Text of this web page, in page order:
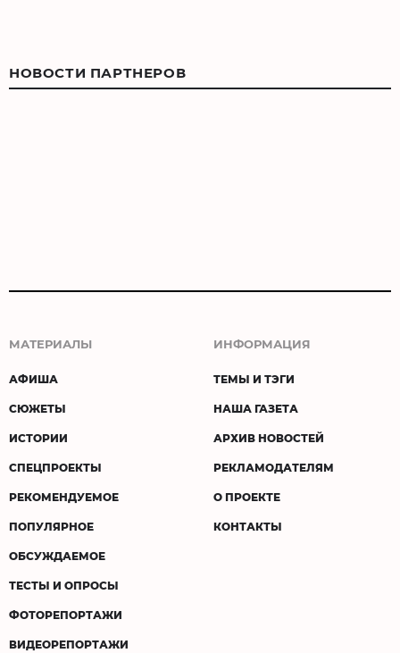
НОВОСТИ ПАРТНЕРОВ
МАТЕРИАЛЫ
АФИША
СЮЖЕТЫ
ИСТОРИИ
СПЕЦПРОЕКТЫ
РЕКОМЕНДУЕМОЕ
ПОПУЛЯРНОЕ
ОБСУЖДАЕМОЕ
ТЕСТЫ И ОПРОСЫ
ФОТОРЕПОРТАЖИ
ВИДЕОРЕПОРТАЖИ
ИНФОРМАЦИЯ
ТЕМЫ И ТЭГИ
НАША ГАЗЕТА
АРХИВ НОВОСТЕЙ
РЕКЛАМОДАТЕЛЯМ
О ПРОЕКТЕ
КОНТАКТЫ